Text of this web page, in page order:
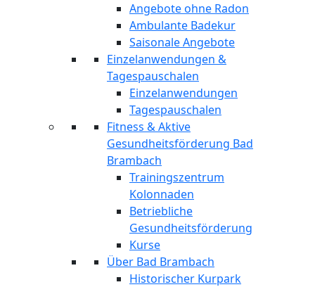
Angebote ohne Radon
Ambulante Badekur
Saisonale Angebote
Einzelanwendungen &
Tagespauschalen
Einzelanwendungen
Tagespauschalen
Fitness & Aktive
Gesundheitsförderung Bad
Brambach
Trainingszentrum
Kolonnaden
Betriebliche
Gesundheitsförderung
Kurse
Über Bad Brambach
Historischer Kurpark